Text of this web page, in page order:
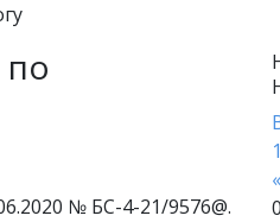
по
№ БС-4-21/9576@.